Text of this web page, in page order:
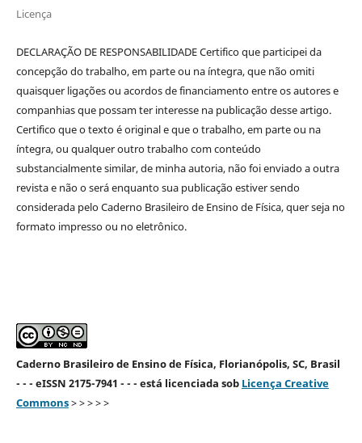
Licença
DECLARAÇÃO DE RESPONSABILIDADE Certifico que participei da
concepção do trabalho, em parte ou na íntegra, que não omiti
quaisquer ligações ou acordos de financiamento entre os autores e
companhias que possam ter interesse na publicação desse artigo.
Certifico que o texto é original e que o trabalho, em parte ou na
íntegra, ou qualquer outro trabalho com conteúdo
substancialmente similar, de minha autoria, não foi enviado a outra
revista e não o será enquanto sua publicação estiver sendo
considerada pelo Caderno Brasileiro de Ensino de Física, quer seja no
formato impresso ou no eletrônico.
Caderno Brasileiro de Ensino de Física, Florianópolis, SC, Brasil
- - - eISSN 2175-7941 - - - está licenciada sob Licença Creative
Commons> > > > >